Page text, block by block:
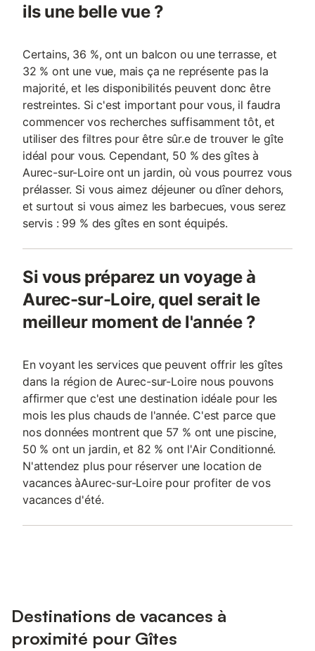
ils une belle vue ?
Certains, 36 %, ont un balcon ou une terrasse, et
32 % ont une vue, mais ça ne représente pas la
majorité, et les disponibilités peuvent donc être
restreintes. Si c'est important pour vous, il faudra
commencer vos recherches suffisamment tôt, et
utiliser des filtres pour être sûr.e de trouver le gîte
idéal pour vous. Cependant, 50 % des gîtes à
Aurec-sur-Loire ont un jardin, où vous pourrez vous
prélasser. Si vous aimez déjeuner ou dîner dehors,
et surtout si vous aimez les barbecues, vous serez
servis : 99 % des gîtes en sont équipés.
Si vous préparez un voyage à
Aurec-sur-Loire, quel serait le
meilleur moment de l'année ?
En voyant les services que peuvent offrir les gîtes
dans la région de Aurec-sur-Loire nous pouvons
affirmer que c'est une destination idéale pour les
mois les plus chauds de l'année. C'est parce que
nos données montrent que 57 % ont une piscine,
50 % ont un jardin, et 82 % ont l'Air Conditionné.
N'attendez plus pour réserver une location de
vacances àAurec-sur-Loire pour profiter de vos
vacances d'été.
Destinations de vacances à
proximité pour Gîtes